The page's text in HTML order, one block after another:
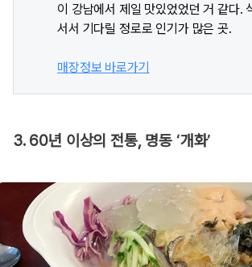
이 강남에서 제일 맛있었었던 거 같다.
서서 기다릴 정로로 인기가 많은 곳.
매장정보 바로가기
3. 60년 이상의 전통, 명동 ‘개화’